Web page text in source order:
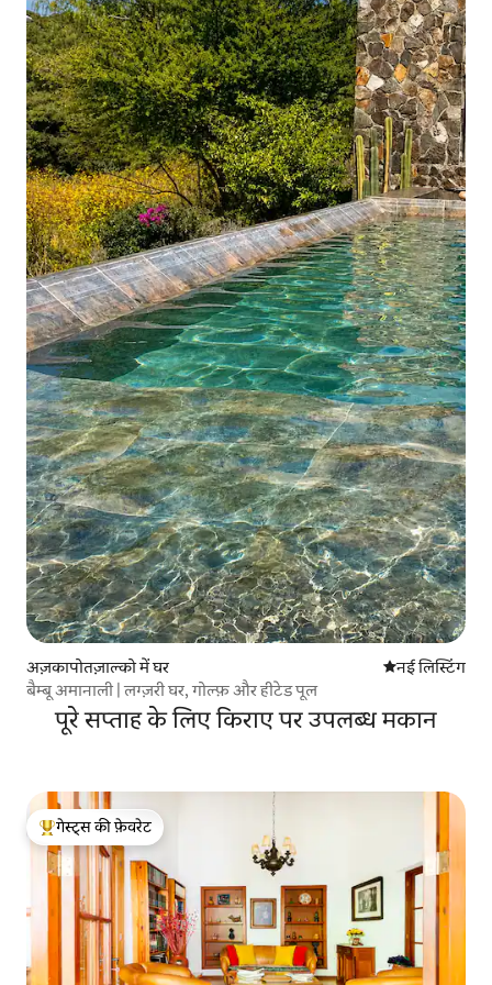
अज़कापोतज़ाल्को में घर ठहरने की नई
नई लिस्टिंग
बैम्बू अमानाली | लग्ज़री घर, गोल्फ़ और हीटेड पूल
पूरे सप्ताह के लिए किराए पर उपलब्ध मकान
गेस्ट्स का टॉप फ़ेवरेट
गेस्ट्स की फ़ेवरेट